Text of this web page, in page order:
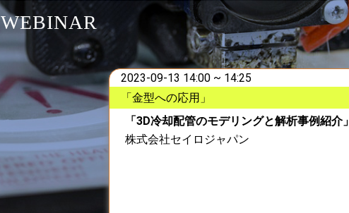
WEBINAR
2023-09-13 14:00 ~ 14:25
「金型への応用」
「3D冷却配管のモデリングと解析事例紹介」
株式会社セイロジャパン